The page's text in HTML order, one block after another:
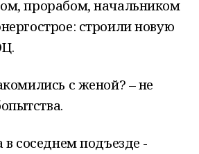
прорабом, начальником
строили новую
с женой? – не
в соседнем подъезде -